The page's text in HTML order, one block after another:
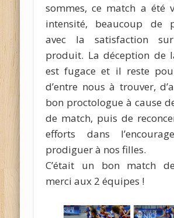
sommes, ce match a été
intensité, beaucoup de
avec la satisfaction
produit. La déception de
est fugace et il reste
d’entre nous à trouver,
bon proctologue à cause
de match, puis de
efforts dans
prodiguer à nos filles.
C’était un bon match
merci aux 2 équipes !